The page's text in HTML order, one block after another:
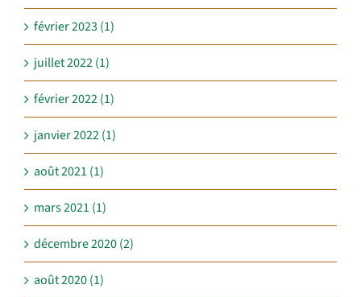
février 2023 (1)
juillet 2022 (1)
février 2022 (1)
janvier 2022 (1)
août 2021 (1)
mars 2021 (1)
décembre 2020 (2)
août 2020 (1)